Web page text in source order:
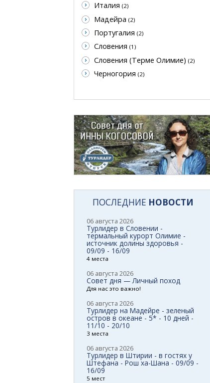
Италия (2)
Мадейра (2)
Португалия (2)
Словения (1)
Словения (Терме Олимие) (2)
Черногория (2)
ПОСЛЕДНИЕ НОВОСТИ
06 августа 2026
Турлидер в Словении -
термальный курорт Олимие -
источник долины здоровья -
09/09 - 16/09
4 места
06 августа 2026
Совет дня — Личный поход
Для нас это важно!
06 августа 2026
Турлидер на Мадейре - зеленый
остров в океане - 5* - 10 дней -
11/10 - 20/10
3 места
06 августа 2026
Турлидер в Штирии - в гостях у
Штефана - Рош ха-Шана - 09/09 -
16/09
5 мест